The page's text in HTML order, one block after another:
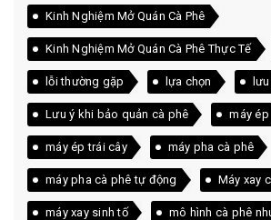
Kinh Nghiệm Mở Quán Cà Phê
Kinh Nghiệm Mở Quán Cà Phê Thực Tế
lỗi thường gặp lựa chọn
Lưu ý khi bảo quản cà phê máy ép
máy ép trái cây máy pha cà phê
máy pha cà phê tự động Máy xay
máy xay sinh tố mô hình cà phê